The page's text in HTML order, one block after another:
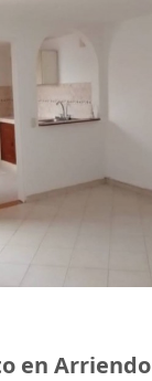
en Arriendo